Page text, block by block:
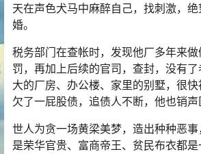
天在声色犬马中麻醉自己，找刺激，
婚。
税务部门在查帐时，发现他厂多年来
罚，再加上后续的官司，查封，没有
大的厂房、办公楼、家里的别墅，很快
欠了一屁股债，追债人不断，他也销声
世人为贪一场黄梁美梦，造出种种恶
是荣华官贵、富商帝王、贫民布衣都